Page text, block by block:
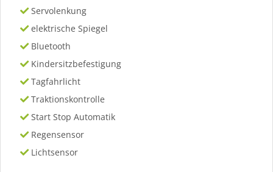
Servolenkung
elektrische Spiegel
Bluetooth
Kindersitzbefestigung
Tagfahrlicht
Traktionskontrolle
Start Stop Automatik
Regensensor
Lichtsensor